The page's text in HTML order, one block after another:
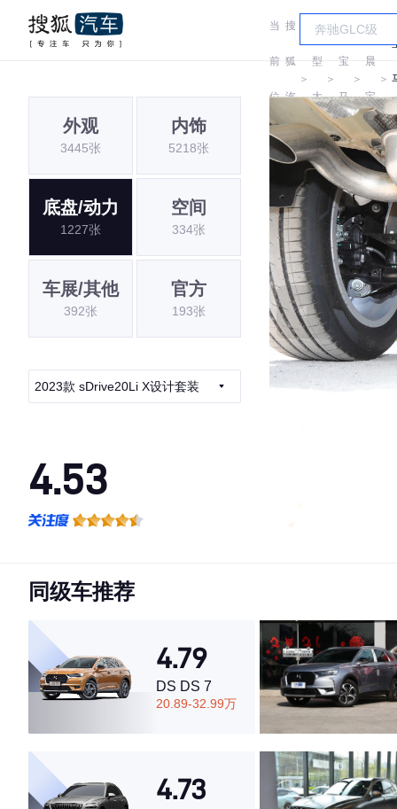
当
前
位
置:
搜
狐
汽
＞
车
型
大
全
＞
宝
马
＞
华
晨
宝
马
＞
外观
3445张
内饰
5218张
底盘/动力
1227张
空间
334张
车展/其他
392张
官方
193张
2023款 sDrive20Li X设计套装
4.53
·空间表现较为优秀，优于64%同级车
同级车推荐
4.79
DS DS 7
20.89-32.99万
4.73